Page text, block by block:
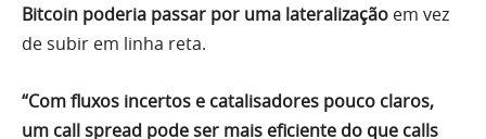
Bitcoin poderia passar por uma lateralização em vez
de subir em linha reta.
“Com fluxos incertos e catalisadores pouco claros,
um call spread pode ser mais eficiente do que calls